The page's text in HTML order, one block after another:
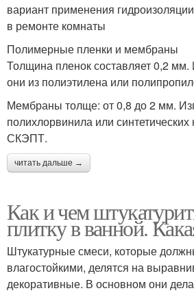
вариант применения
в ремонте комнаты
Полимерные пленки и мембраны
Толщина пленок составляет 0,2 мм.
они из полиэтилена или
Мембраны толще: от 0,8 до 2 мм.
полихлорвинила или синтетических
СКЭПТ.
читать дальше →
Как и чем
плитку в ванной.
Штукатурные смеси, которые
влагостойкими, делятся на
декоративные. В основном они